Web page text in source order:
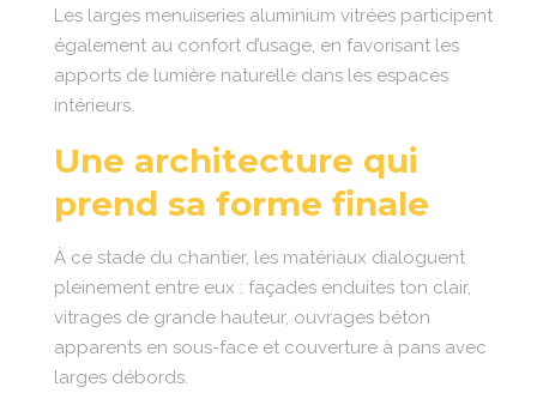
Les larges menuiseries aluminium vitrées participent
également au confort d’usage, en favorisant les
apports de lumière naturelle dans les espaces
intérieurs.
Une architecture qui
prend sa forme finale
À ce stade du chantier, les matériaux dialoguent
pleinement entre eux : façades enduites ton clair,
vitrages de grande hauteur, ouvrages béton
apparents en sous-face et couverture à pans avec
larges débords.